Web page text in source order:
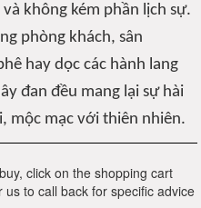
không kém phần lịch sự.
phòng khách, sân
hay dọc các hành lang
đan đều mang lại sự hài
mộc mạc với thiên nhiên.
click on the shopping cart
to call back for specific advice